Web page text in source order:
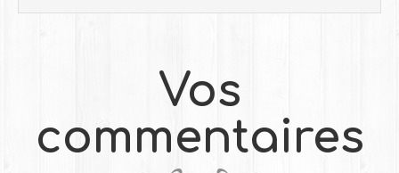
Vos
commentaires